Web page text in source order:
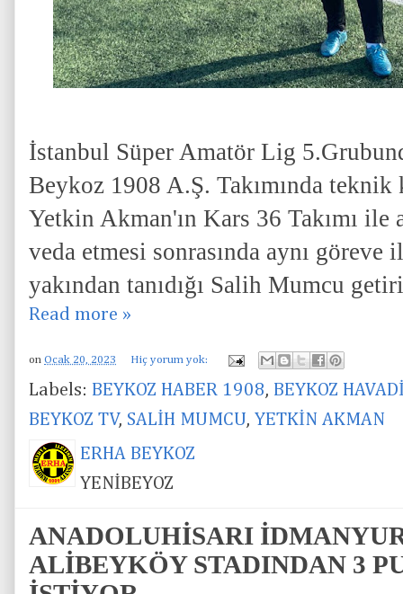
İstanbul Süper Amatör Lig
Beykoz 1908 A.Ş. Takımında
Yetkin Akman'ın Kars 36 Takımı ile
veda etmesi sonrasında aynı göreve
yakından tanıdığı Salih Mumcu
Read more »
on Ocak 20, 2023 Hiç yorum yok:
Labels: BEYKOZ HABER 1908, BEYKOZ
BEYKOZ TV, SALİH MUMCU, YETKİN AKMAN
ERHA BEYKOZ
YENİBEYOZ
ANADOLUHİSARI
ALİBEYKÖY STADINDAN 3